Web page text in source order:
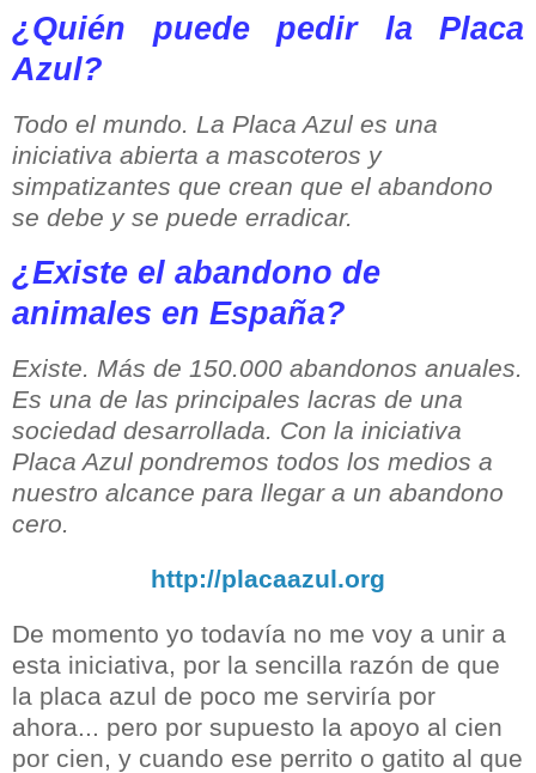
¿Quién puede pedir la Placa
Azul?
Todo el mundo. La Placa Azul es una
iniciativa abierta a mascoteros y
simpatizantes que crean que el abandono
se debe y se puede erradicar.
¿Existe el abandono de
animales en España?
Existe. Más de 150.000 abandonos anuales.
Es una de las principales lacras de una
sociedad desarrollada. Con la iniciativa
Placa Azul pondremos todos los medios a
nuestro alcance para llegar a un abandono
cero.
http://placaazul.org
De momento yo todavía no me voy a unir a
esta iniciativa, por la sencilla razón de que
la placa azul de poco me serviría por
ahora... pero por supuesto la apoyo al cien
por cien, y cuando ese perrito o gatito al que